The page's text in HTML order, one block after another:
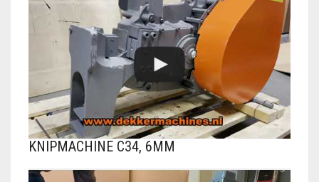
KNIPMACHINE C34, 6MM